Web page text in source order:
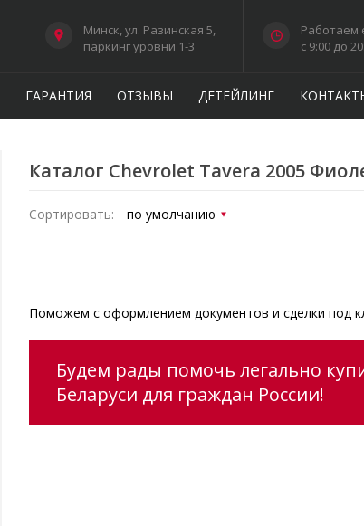
Минск, ул. Разинская 5,
паркинг уровни 1-3
Работаем
c 9:00 до
ГАРАНТИЯ ОТЗЫВЫ ДЕТЕЙЛИНГ
Каталог Chevrolet Tavera 2005
Сортировать:
Поможем с оформлением документов и сделки под
Будем рады помочь легально
Беларуси для граждан России!